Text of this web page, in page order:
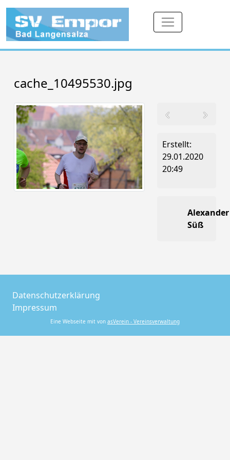
cache_10495530.jpg
Erstellt:
29.01.2020
20:49
Alexander
Süß
Datenschutzerklärung
Impressum
Eine Webseite mit von asVerein - Vereinsverwaltung